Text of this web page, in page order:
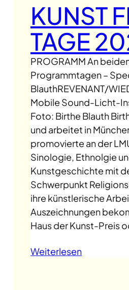
KUNST
TAGE
PROGRAMM An
Programmtagen –
BlauthREVENANT/
Mobile Sound-Licht-
Foto: Birthe Blauth
und arbeitet in
promovierte an der
Sinologie, Ethnolgie
Kunstgeschichte mit
Schwerpunkt
ihre künstlerische
Auszeichnungen
Haus der Kunst-Preis
Weiterlesen